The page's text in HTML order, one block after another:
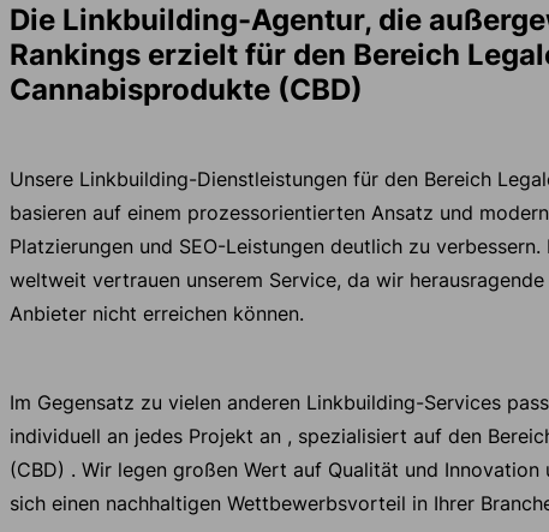
Die Linkbuilding-Agentur, die
Rankings erzielt für den Bereich
Cannabisprodukte (CBD)
Unsere Linkbuilding-Dienstleistungen für den Bereich
basieren auf einem prozessorientierten Ansatz und
Platzierungen und SEO-Leistungen deutlich zu verbessern.
weltweit vertrauen unserem Service, da wir
Anbieter nicht erreichen können.
Im Gegensatz zu vielen anderen Linkbuilding-Services
individuell an jedes Projekt an , spezialisiert auf den
(CBD) . Wir legen großen Wert auf Qualität und Innovation
sich einen nachhaltigen Wettbewerbsvorteil in Ihrer